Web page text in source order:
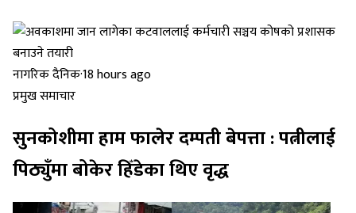
नागरिक दैनिक·18 hours ago
प्रमुख समाचार
सुनकोशीमा हाम फालेर दम्पती बेपत्ता : पत्नीलाई
पिठ्युँमा बोकेर हिँडेका थिए वृद्ध